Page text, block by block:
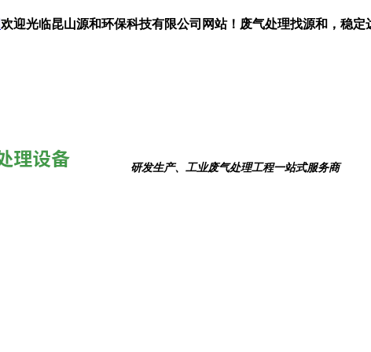
欢迎光临昆山源和环保科技有限公司网站！废气处理找源和，稳定
研发生产、工业废气处理工程一站式服务商